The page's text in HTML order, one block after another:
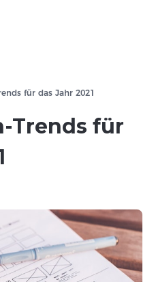
für das Jahr 2021
Trends für